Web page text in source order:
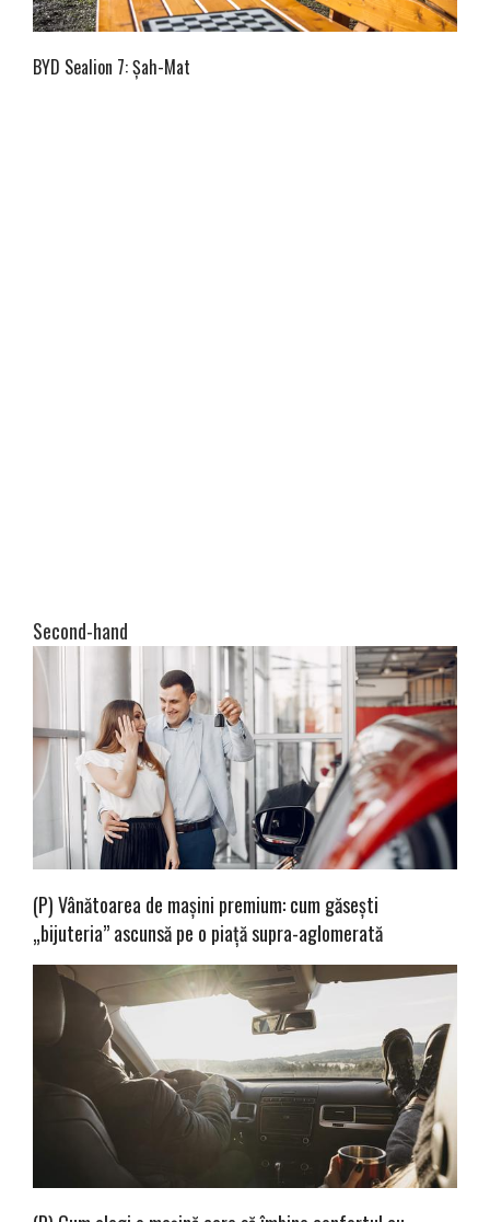
BYD Sealion 7: Șah-Mat
Second-hand
(P) Vânătoarea de mașini premium: cum găsești
„bijuteria” ascunsă pe o piață supra-aglomerată